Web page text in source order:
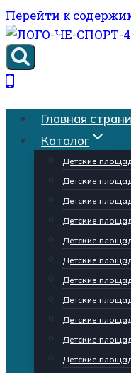
Перейти к
Главная
Каталог
Детские
Детские
Детские
Детские
Детские
Детские
Детские
Детские
Детские
Детские
Детские